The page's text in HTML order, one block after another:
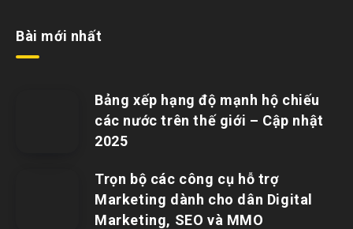
Bài mới nhất
Bảng xếp hạng độ mạnh hộ chiếu
các nước trên thế giới – Cập nhật
2025
Trọn bộ các công cụ hỗ trợ
Marketing dành cho dân Digital
Marketing, SEO và MMO